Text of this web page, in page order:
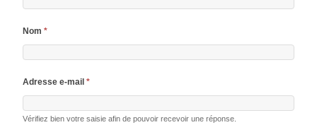
Nom *
Adresse e-mail *
Vérifiez bien votre saisie afin de pouvoir recevoir une réponse.